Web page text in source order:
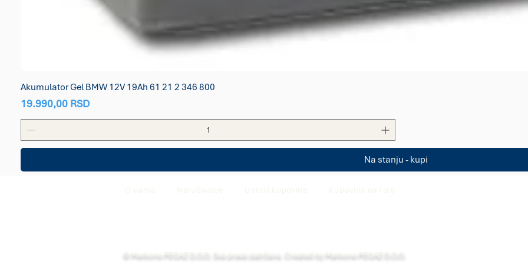
Akumulator Gel BMW 12V 19Ah 61 21 2 346 800
Price
19.990,00 RSD
Na stanju - kupi
© Markone PEGAZ D.O.O. Sva prava zadržana. Created by Markone PEGAZ D.O.O.